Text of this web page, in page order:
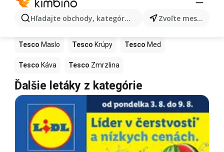
Hľadajte obchody, kategórie, produkty... Zvoľte mesto
Ďalšie produkty v obchodoch Tesco
Tesco Pizza Tesco Kiwi Mango
Tesco Maslo Tesco Krúpy Tesco Med
Tesco Káva Tesco Zmrzlina
Ďalšie letáky z kategórie